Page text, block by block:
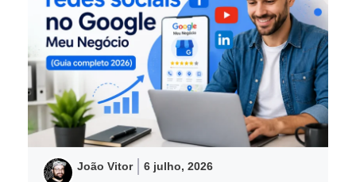
João Vitor 6 julho, 2026